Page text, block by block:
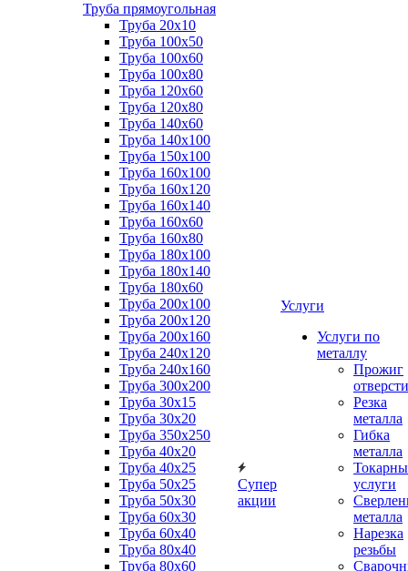
Труба прямоугольная
Труба 20x10
Труба 100x50
Труба 100x60
Труба 100x80
Труба 120x60
Труба 120x80
Труба 140x60
Труба 140x100
Труба 150x100
Труба 160x100
Труба 160x120
Труба 160x140
Труба 160x60
Труба 160x80
Труба 180x100
Труба 180x140
Труба 180x60
Труба 200x100
Труба 200x120
Труба 200x160
Труба 240x120
Труба 240x160
Труба 300x200
Труба 30x15
Труба 30x20
Труба 350x250
Труба 40x20
Труба 40x25
Труба 50x25
Труба 50x30
Труба 60x30
Труба 60x40
Труба 80x40
Труба 80x60
Супер
акции
Услуги
Услуги по
металлу
Прожиг
Резка
металла
Гибка
металла
услуги
металла
Нарезка
резьбы